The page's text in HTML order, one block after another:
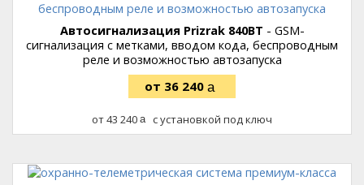
Автосигнализация Prizrak 840BT - GSM-
сигнализация с метками, вводом кода, беспроводным
реле и возможностью автозапуска
36 240
43 240 руб.
с установкой под ключ